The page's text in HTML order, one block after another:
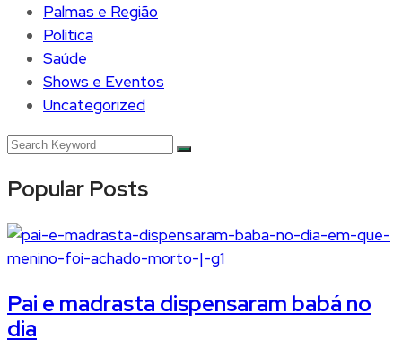
Palmas e Região
Política
Saúde
Shows e Eventos
Uncategorized
Popular Posts
Pai e madrasta dispensaram babá no
dia